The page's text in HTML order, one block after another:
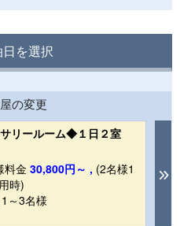
を選択
の変更
リールーム◆１日２室
料金 30,800円～ , (2名様1
時)
～3名様